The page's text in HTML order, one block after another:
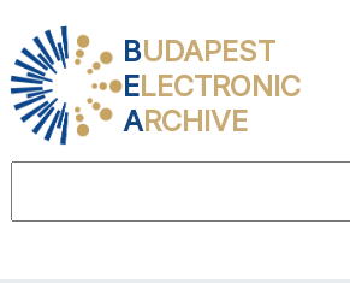
BUDAPEST
ELECTRONIC
ARCHIVE